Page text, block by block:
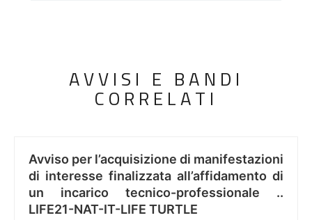
AVVISI E BANDI
CORRELATI
Avviso per l’acquisizione di manifestazioni
di interesse finalizzata all’affidamento di
un incarico tecnico-professionale ..
LIFE21-NAT-IT-LIFE TURTLE